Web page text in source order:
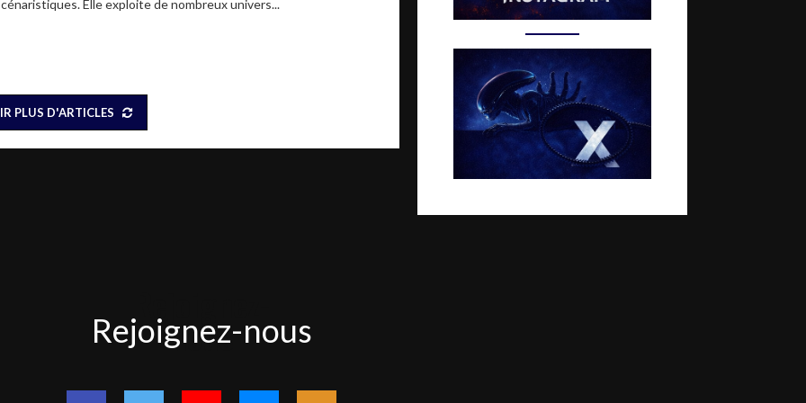
Elle exploite de nombreux univers...
PLUS D'ARTICLES
nous
Rejoignez-nous